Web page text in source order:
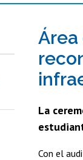
La
Con el